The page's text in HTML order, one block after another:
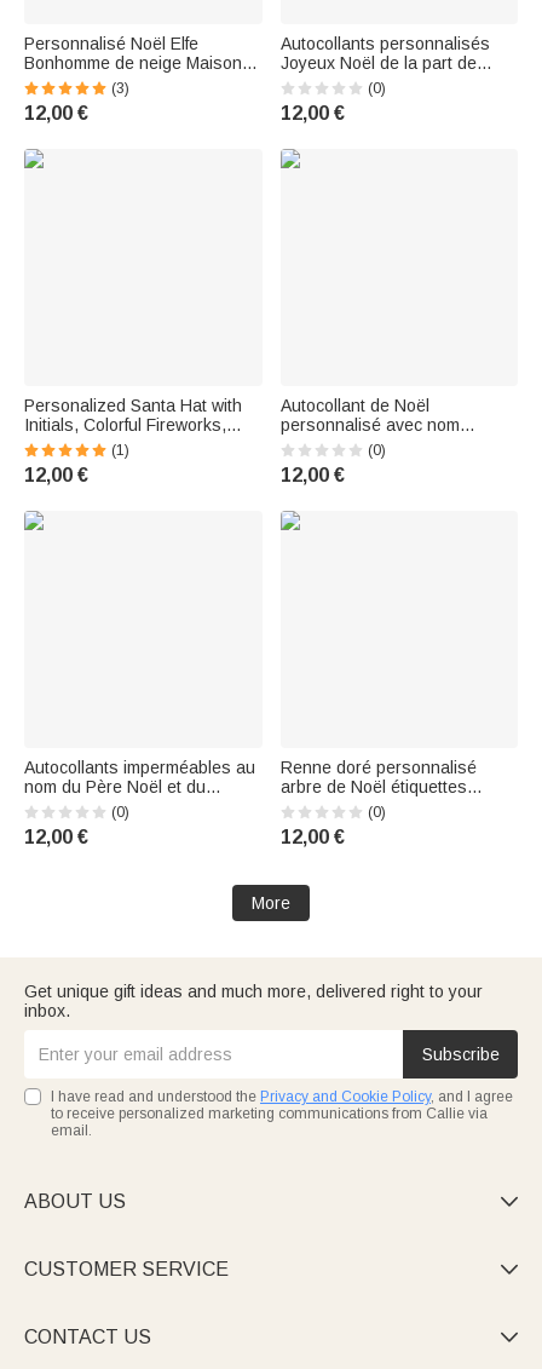
Personnalisé Noël Elfe
Bonhomme de neige Maison
Initiales autocollants
imperméables avec nom Lot
de 2 Décor de Noël Favors
(3)
12,00 €
Autocollants personnalisés
Joyeux Noël de la part de
l'imperméable à l'eau avec
nom Décoration de Noël
Cadeau de fête pour la famille
(0)
12,00 €
Personalized Santa Hat with
Initials, Colorful Fireworks,
Waterproof Stickers with Name
—Festival Party Christmas Gift
for Kids
(1)
12,00 €
Autocollant de Noël
personnalisé avec nom
Décoration de Noël Cadeau de
Noël pour la famille et les
enfants
(0)
12,00 €
Autocollants imperméables au
nom du Père Noël et du
bonhomme de pain d'épice
personnalisés Cadeau de fête
de Noël pour la famille et les
(0)
12,00 €
Renne doré personnalisé
arbre de Noël étiquettes
autocollantes imperméables
avec initiales et nom
Décoration de cadeau fête de
enfants
(0)
12,00 €
More
Get unique gift ideas and much more, delivered right to your
inbox.
Subscribe
I have read and understood the Privacy and Cookie Policy, and I agree
to receive personalized marketing communications from Callie via
email.
ABOUT US 
CUSTOMER SERVICE 
CONTACT US 